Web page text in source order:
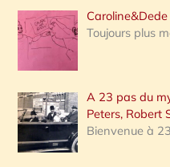
Toujours plus
A 23 pas du
Peters, Robert
Bienvenue à